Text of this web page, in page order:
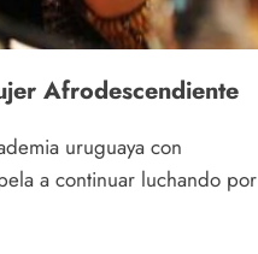
Afrodescendiente
uruguaya con
a continuar luchando por